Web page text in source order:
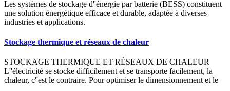
Les systèmes de stockage d''énergie par batterie (BESS) constituent
une solution énergétique efficace et durable, adaptée à diverses
industries et applications.
Stockage thermique et réseaux de chaleur
STOCKAGE THERMIQUE ET RÉSEAUX DE CHALEUR
L''électricité se stocke difficilement et se transporte facilement, la
chaleur, c''est le contraire. Pour optimiser le dimensionnement et le